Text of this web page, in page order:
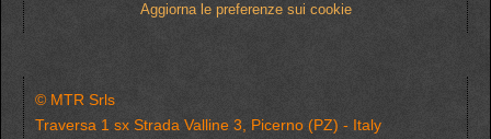
Aggiorna le preferenze sui cookie
© MTR Srls
Traversa 1 sx Strada Valline 3, Picerno (PZ) - Italy